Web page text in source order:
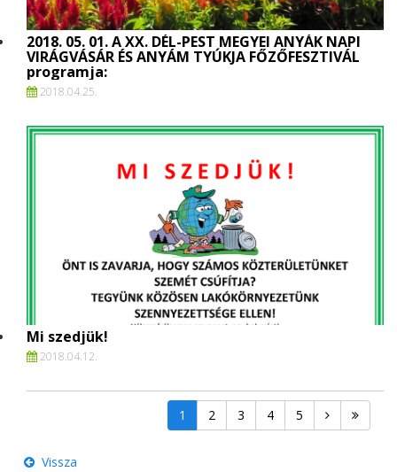
2018. 05. 01. A XX. DÉL-PEST MEGYEI ANYÁK NAPI
VIRÁGVÁSÁR ÉS ANYÁM TYÚKJA FŐZŐFESZTIVÁL
programja:
2018.04.25.
Mi szedjük!
2018.04.12.
1 2 3 4 5
Vissza